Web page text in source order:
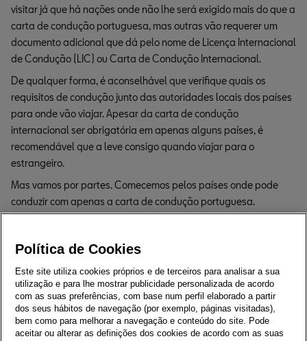
visitar já que há nações onde não lhe será exigido mais do que a
carta de condução portuguesa, mas outras vão requerer um
documento adicional que dá pelo nome de Licença Internacional
de Condução (LIC) ou Carta de Condução Internacional.
De qualquer forma, é aconselhável que verifique quais os
requisitos de condução junto das autoridades locais dos países
para onde vão viajar. Apesar da carta de condução
internacional ser obrigatória em apenas alguns países, é
recomendável que a leve consigo quando viajar para o
estrangeiro.
Mas vamos por partes. Comecemos pelos países onde pode
conduzir com apenas a carta de condução portuguesa.
conduzir apenas com a
carta de condução
portuguesa
O facto de Portugal pertencer à União Europeia (UE) e ter
Política de Cookies
Este site utiliza cookies próprios e de terceiros para analisar a sua
utilização e para lhe mostrar publicidade personalizada de acordo
com as suas preferências, com base num perfil elaborado a partir
dos seus hábitos de navegação (por exemplo, páginas visitadas),
bem como para melhorar a navegação e conteúdo do site. Pode
aceitar ou alterar as definições dos cookies de acordo com as suas